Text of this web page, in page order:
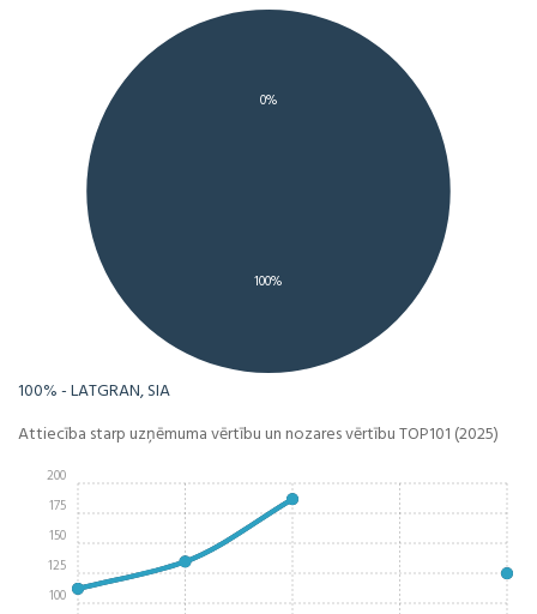
0%
100%
100% - LATGRAN, SIA
Attiecība starp uzņēmuma vērtību un nozares vērtību TOP101 (2025)
100
125
150
175
200